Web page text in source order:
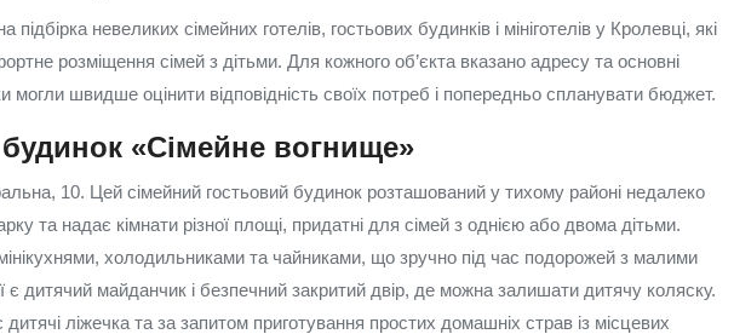
невеликих сімейних готелів, гостьових будинків і мініготелів у Кролевці, які
розміщення сімей з дітьми. Для кожного об’єкта вказано адресу та основні
могли швидше оцінити відповідність своїх потреб і попередньо спланувати бюджет.
«Сімейне вогнище»
10. Цей сімейний гостьовий будинок розташований у тихому районі недалеко
та надає кімнати різної площі, придатні для сімей з однією або двома дітьми.
холодильниками та чайниками, що зручно під час подорожей з малими
є дитячий майданчик і безпечний закритий двір, де можна залишати дитячу коляску.
ліжечка та за запитом приготування простих домашніх страв із місцевих